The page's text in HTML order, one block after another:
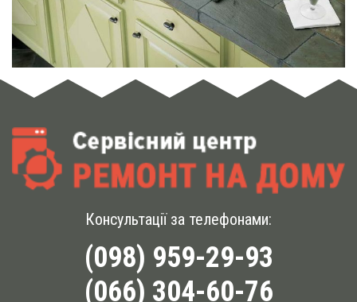
Консультації за телефонами:
(098) 959-29-93
(066) 304-60-76